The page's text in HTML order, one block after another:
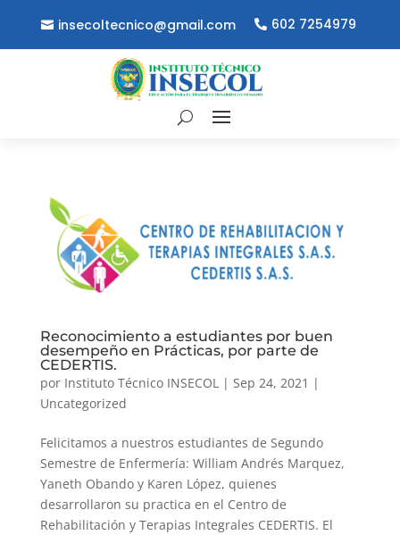
insecoltecnico@gmail.com 602 7254979
Reconocimiento a estudiantes por buen
desempeño en Prácticas, por parte de
CEDERTIS.
por Instituto Técnico INSECOL| Sep 24, 2021 |
Uncategorized
Felicitamos a nuestros estudiantes de Segundo
Semestre de Enfermería: William Andrés Marquez,
Yaneth Obando y Karen López, quienes
desarrollaron su practica en el Centro de
Rehabilitación y Terapias Integrales CEDERTIS. El